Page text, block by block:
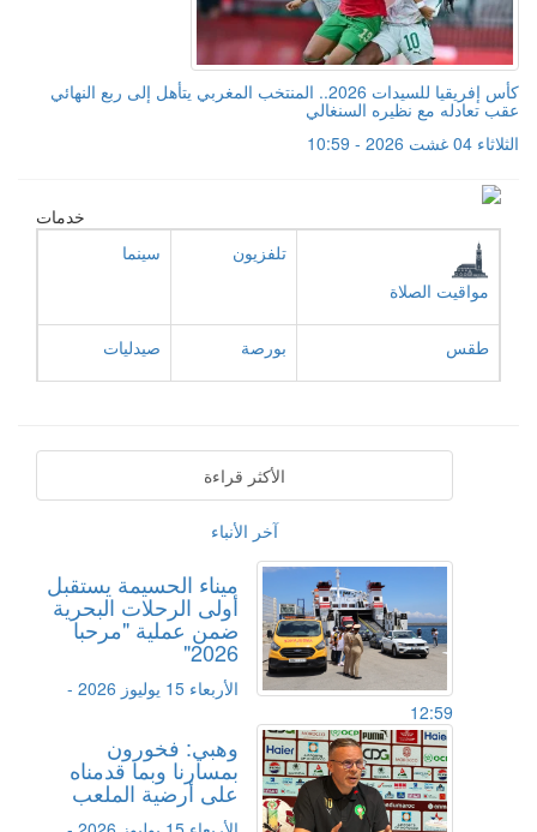
كأس إفريقيا للسيدات 2026.. المنتخب المغربي يتأهل إلى ربع النهائي
عقب تعادله مع نظيره السنغالي
الثلاثاء 04 غشت 2026 - 10:59
خدمات
مواقيت الصلاة
تلفزيون سينما
طقس بورصة صيدليات
الأكثر قراءة
آخر الأنباء
ميناء الحسيمة يستقبل
أولى الرحلات البحرية
ضمن عملية "مرحبا
2026"
الأربعاء 15 يوليوز 2026 -
12:59
وهبي: فخورون
بمسارنا وبما قدمناه
على أرضية الملعب